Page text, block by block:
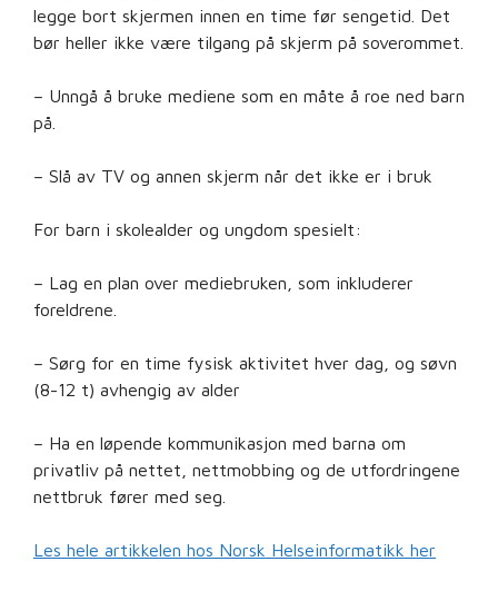
legge bort skjermen innen en time før sengetid. Det
bør heller ikke være tilgang på skjerm på soverommet.
– Unngå å bruke mediene som en måte å roe ned barn
på.
– Slå av TV og annen skjerm når det ikke er i bruk
For barn i skolealder og ungdom spesielt:
– Lag en plan over mediebruken, som inkluderer
foreldrene.
– Sørg for en time fysisk aktivitet hver dag, og søvn
(8-12 t) avhengig av alder
– Ha en løpende kommunikasjon med barna om
privatliv på nettet, nettmobbing og de utfordringene
nettbruk fører med seg.
Les hele artikkelen hos Norsk Helseinformatikk her